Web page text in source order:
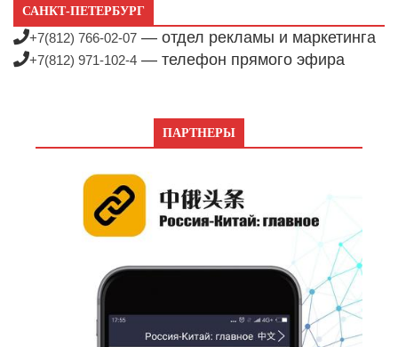
САНКТ-ПЕТЕРБУРГ
+7(812) 766-02-07 — отдел рекламы и маркетинга
+7(812) 971-102-4 — телефон прямого эфира
ПАРТНЕРЫ